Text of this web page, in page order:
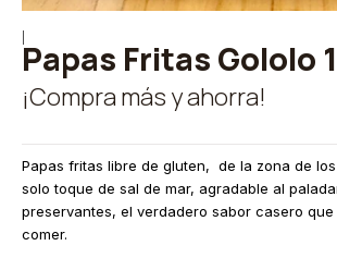
Papas Fritas Gololo
¡Compra más y ahorra!
Papas fritas libre de gluten, de la zona de
solo toque de sal de mar, agradable al
preservantes, el verdadero sabor casero
comer.